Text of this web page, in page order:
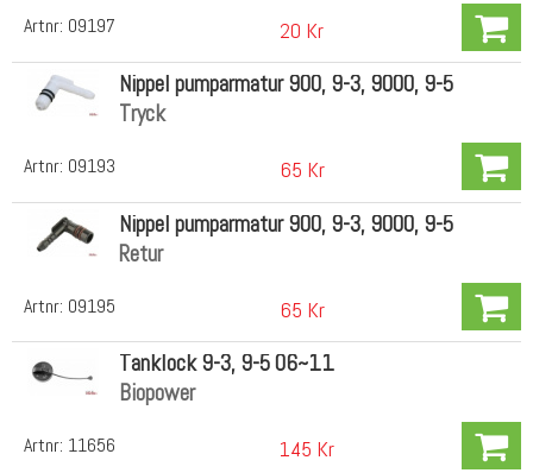
Artnr: 09197 20 Kr
Artnr: 09193
Nippel pumparmatur 900, 9-3, 9000, 9-5
Tryck
65 Kr
Artnr: 09195
Nippel pumparmatur 900, 9-3, 9000, 9-5
Retur
65 Kr
Artnr: 11656
Tanklock 9-3, 9-5 06~11
Biopower
145 Kr